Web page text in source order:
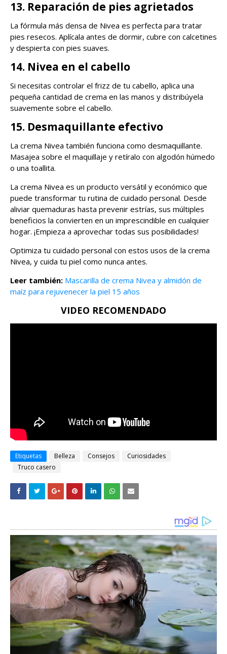
13. Reparación de pies agrietados
La fórmula más densa de Nivea es perfecta para tratar
pies resecos. Aplícala antes de dormir, cubre con calcetines
y despierta con pies suaves.
14. Nivea en el cabello
Si necesitas controlar el frizz de tu cabello, aplica una
pequeña cantidad de crema en las manos y distribúyela
suavemente sobre el cabello.
15. Desmaquillante efectivo
La crema Nivea también funciona como desmaquillante.
Masajea sobre el maquillaje y retíralo con algodón húmedo
o una toallita.
La crema Nivea es un producto versátil y económico que
puede transformar tu rutina de cuidado personal. Desde
aliviar quemaduras hasta prevenir estrías, sus múltiples
beneficios la convierten en un imprescindible en cualquier
hogar. ¡Empieza a aprovechar todas sus posibilidades!
Optimiza tu cuidado personal con estos usos de la crema
Nivea, y cuida tu piel como nunca antes.
Leer también: Mascarilla de crema Nivea y almidón de
maíz para rejuvenecer la piel 15 años
VIDEO RECOMENDADO
Etiquetas Belleza Consejos
Curiosidades
Truco casero